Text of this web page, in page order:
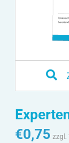
€0,75 zzgl.